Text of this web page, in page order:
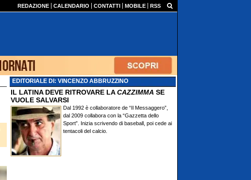
REDAZIONE CALENDARIO CONTATTI MOBILE RSS
EDITORIALE DI: VINCENZO ABBRUZZINO
IL LATINA DEVE RITROVARE LACAZZIMMA SE
VUOLE SALVARSI
Dal 1992 è collaboratore de “Il Messaggero”,
dal 2009 collabora con la “Gazzetta dello
Sport”. Inizia scrivendo di baseball, poi cede ai
tentacoli del calcio.